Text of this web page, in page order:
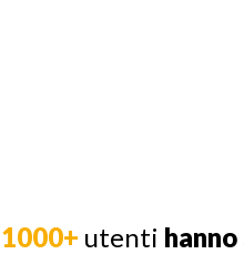
1000+ utenti